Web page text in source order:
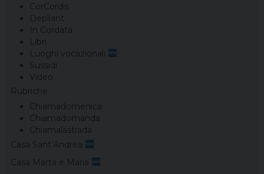
CorCordis
Depliant
In Cordata
Libri
Luoghi vocazionali
Sussidi
Video
Rubriche
Chiamadomenica
Chiamadomanda
Chiamalastrada
Casa Sant’Andrea
Casa Marta e Maria